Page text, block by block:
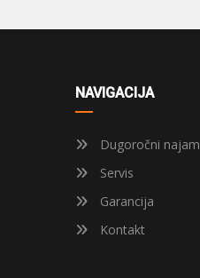
NAVIGACIJA
Dugoročni najam
Servis
Garancija
Kontakt